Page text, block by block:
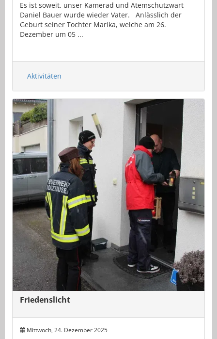
Es ist soweit, unser Kamerad und Atemschutzwart
Daniel Bauer wurde wieder Vater. Anlässlich der
Geburt seiner Tochter Marika, welche am 26.
Dezember um 05 ...
Aktivitäten
Friedenslicht
Mittwoch, 24. Dezember 2025